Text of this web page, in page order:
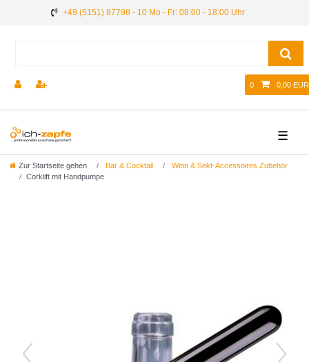
+49 (5151) 87798 - 10 Mo - Fr: 08:00 - 18:00 Uhr
0 0,00 EUR
☰
Zur Startseite gehen Bar & Cocktail
Wein & Sekt-Accessoires Zubehör
Corklift mit Handpumpe